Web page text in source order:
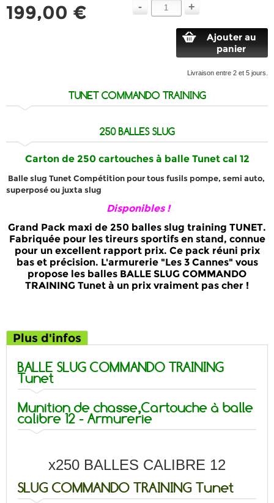
199,00 € - +
Ajouter au
panier
Livraison entre 2 et 5 jours.
TUNET COMMANDO TRAINING
250 BALLES SLUG
Carton de 250 cartouches à balle Tunet cal 12
Balle slug Tunet Compétition pour tous fusils pompe, semi auto,
superposé ou juxta slug
Disponibles !
Grand Pack maxi de 250 balles slug training TUNET.
Fabriquée pour les tireurs sportifs en stand, connue
pour un excellent rapport prix. Ce pack réuni prix
bas et précision. L'armurerie "Les 3 Cannes" vous
propose les balles BALLE SLUG COMMANDO
TRAINING Tunet à un prix vraiment pas cher !
Plus d'infos
BALLE SLUG COMMANDO TRAINING
Tunet
Munition de chasse,Cartouche à balle
calibre 12 - Armurerie
x250 BALLES CALIBRE 12
SLUG COMMANDO TRAINING Tunet